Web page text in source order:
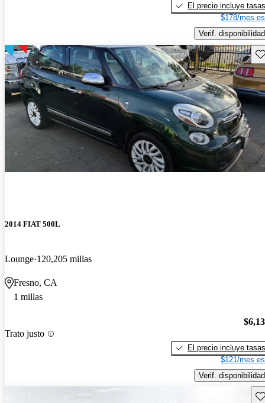
El precio incluye tasas
$178/mes
Verif. disponibilidad
2014 FIAT 500L
Lounge 120,205 millas
Fresno, CA
1 millas
Trato justo
El precio incluye tasas
$121/mes
Verif. disponibilidad